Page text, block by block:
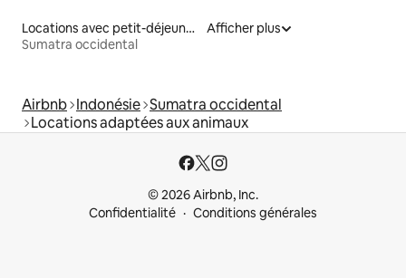
Locations avec petit-déjeuner
Sumatra occidental
Afficher plus
Airbnb Indonésie Sumatra occidental
Locations adaptées aux animaux
© 2026 Airbnb, Inc.
Confidentialité
Conditions générales